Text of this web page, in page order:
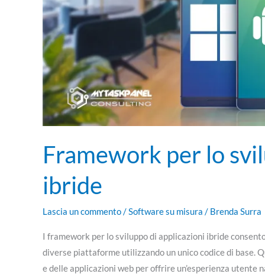
Framework per lo
ibride
Lascia un commento/Software su misura / Brenda Surra
I framework per lo sviluppo di applicazioni ibride
diverse piattaforme utilizzando un unico codice di base.
e delle applicazioni web per offrire un’esperienza